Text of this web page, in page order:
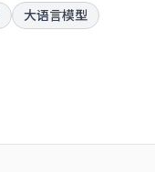
大语言模型